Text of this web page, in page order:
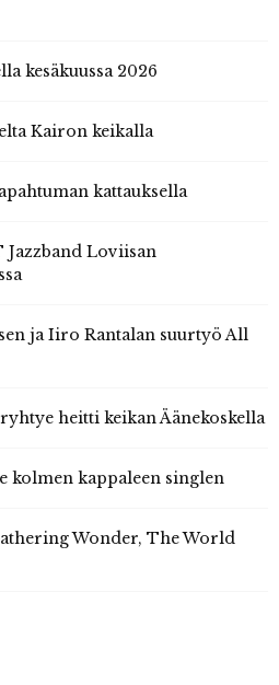
kesäkuussa 2026
Kairon keikalla
kattauksella
Loviisan
ja Iiro Rantalan suurtyö All
heitti keikan Äänekoskella
kolmen kappaleen singlen
Wonder, The World